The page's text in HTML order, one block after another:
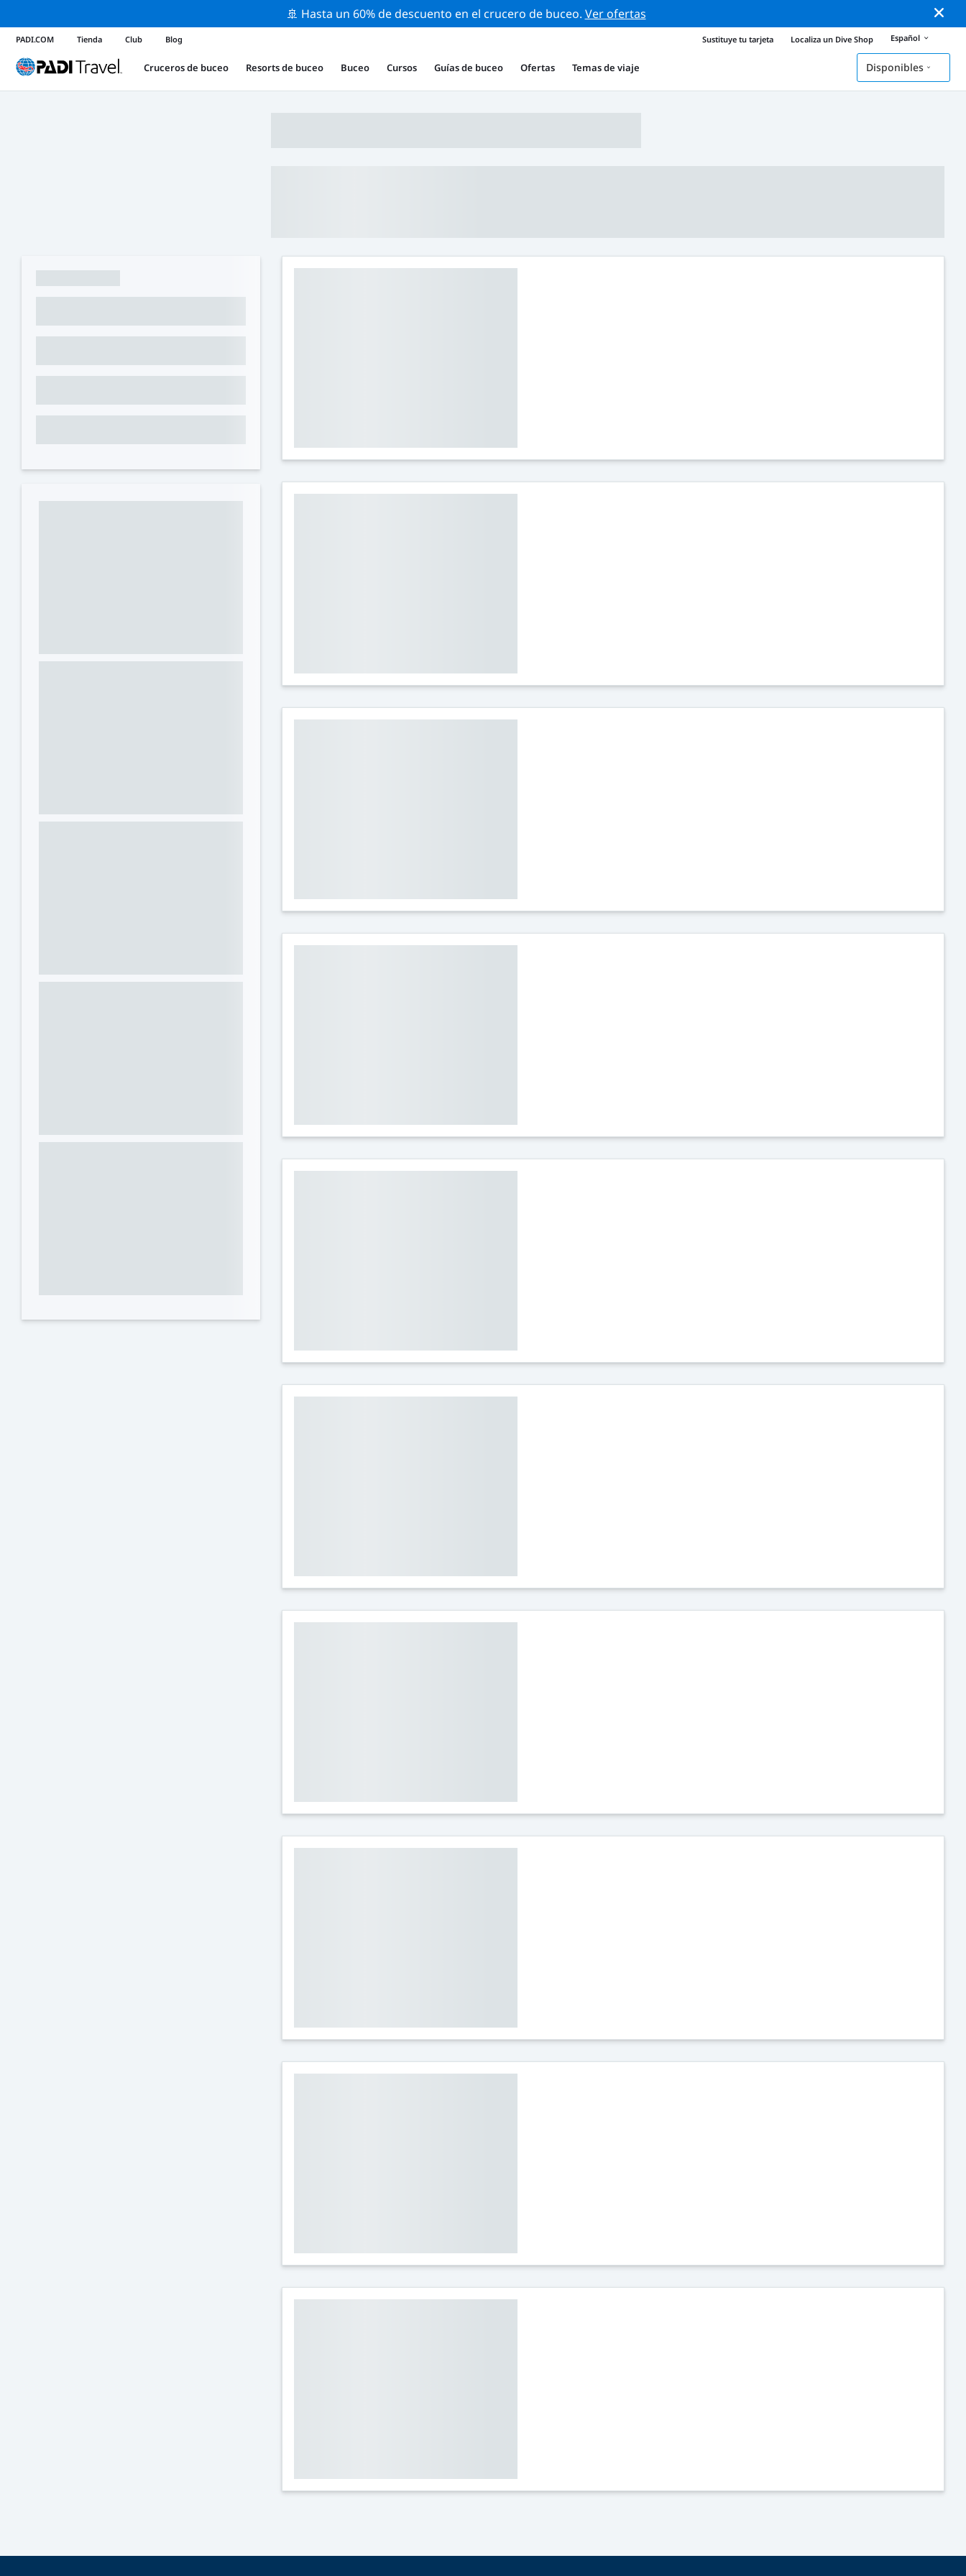
🚢 Hasta un 60% de descuento en el crucero de buceo. Ver ofertas
PADI.COM Tienda Club Blog Sustituye tu tarjeta Localiza un Dive Shop Español
Cruceros de buceo Resorts de buceo Buceo Cursos Guías de buceo Ofertas Temas de viaje Disponibles